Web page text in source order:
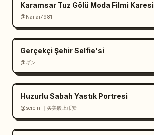
Karamsar Tuz Gölü Moda Filmi Karesi
@Nailai7981
Gerçekçi Şehir Selfie'si
@ギン
Huzurlu Sabah Yastık Portresi
@serein ｜买美股上币安